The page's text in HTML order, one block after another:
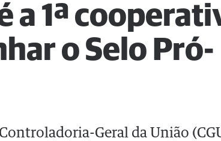
a 1ª
o Selo Pró-
Geral da União